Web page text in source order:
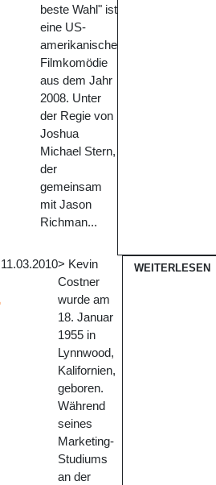
beste Wahl" ist
eine US-
amerikanische
Filmkomödie
aus dem Jahr
2008. Unter
der Regie von
Joshua
Michael Stern,
der
gemeinsam
mit Jason
Richman...
11.03.2010> Kevin
Costner
wurde am
18. Januar
1955 in
Lynnwood,
Kalifornien,
geboren.
Während
seines
Marketing-
Studiums
an der
WEITERLESEN